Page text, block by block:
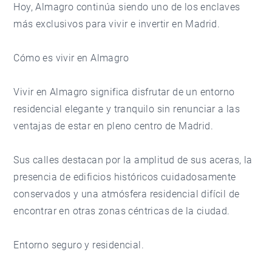
Hoy, Almagro continúa siendo uno de los enclaves
más exclusivos para vivir e invertir en Madrid.
Cómo es vivir en Almagro
Vivir en Almagro significa disfrutar de un entorno
residencial elegante y tranquilo sin renunciar a las
ventajas de estar en pleno centro de Madrid.
Sus calles destacan por la amplitud de sus aceras, la
presencia de edificios históricos cuidadosamente
conservados y una atmósfera residencial difícil de
encontrar en otras zonas céntricas de la ciudad.
Entorno seguro y residencial.